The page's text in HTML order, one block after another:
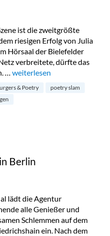
ist die zweitgrößte
riesigen Erfolg von Julia
Hörsaal der Bielefelder
verbreitete, dürfte das
… „Burgers and Poetry im
weiterlesen
& Poetry
poetry slam
Berlin
lädt die Agentur
alle Genießer und
Schlemmen auf dem
ein. Nach dem